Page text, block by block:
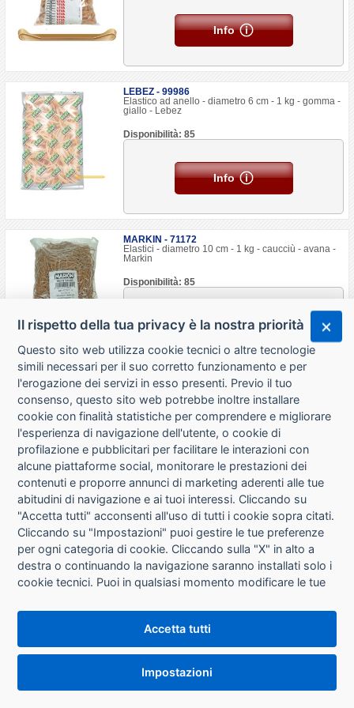
Info
LEBEZ - 99986
Elastico ad anello - diametro 6 cm - 1 kg - gomma -
giallo - Lebez
Disponibilità: 85
Info
MARKIN - 71172
Elastici - diametro 10 cm - 1 kg - caucciù - avana -
Markin
Disponibilità: 85
Info
MARKIN - 72080
Elastici - diametro 2 cm - 1 kg - gomma - giallo -
Markin
Disponibilità: 85
Info
VIVA - 34157
Elastici fettuccia - diametro 10 x 0,8 cm - 1 kg -
gomma - verde - Viva
Disponibilità: 88
Portafermagli Mesh - 10,5 x 7,3 x 4 cm - rete
Il rispetto della tua privacy è la nostra priorità
Questo sito web utilizza cookie tecnici o altre tecnologie
simili necessari per il suo corretto funzionamento e per
l'erogazione dei servizi in esso presenti. Previo il tuo
consenso, questo sito web potrebbe inoltre installare
cookie con finalità statistiche per comprendere e migliorare
l'esperienza di navigazione dell'utente, o cookie di
profilazione e pubblicitari per facilitare le interazioni con
alcune piattaforme social, monitorare le prestazioni dei
contenuti e proporre annunci di marketing aderenti alle tue
abitudini di navigazione e ai tuoi interessi. Cliccando su
"Accetta tutti" acconsenti all'uso di tutti i cookie sopra citati.
Cliccando su "Impostazioni" puoi gestire le tue preferenze
per ogni categoria di cookie. Cliccando sulla "X" in alto a
destra o continuando la navigazione saranno installati solo i
cookie tecnici. Puoi in qualsiasi momento modificare le tue
che si trova in fondo alle pagine del sito. Per maggiori
informazioni consulta la nostraInformativa sui cookie
Accetta tutti
Impostazioni